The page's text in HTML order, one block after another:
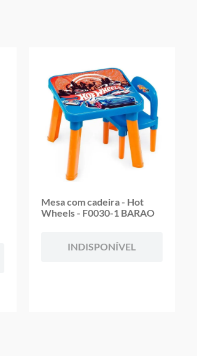
Mesa com cadeira - Hot
Wheels - F0030-1 BARAO
INDISPONÍVEL